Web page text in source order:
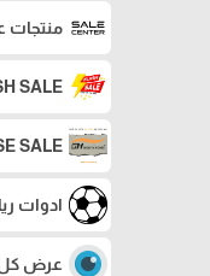
منتجات
SALE
SALE
ادوات
عرض كل